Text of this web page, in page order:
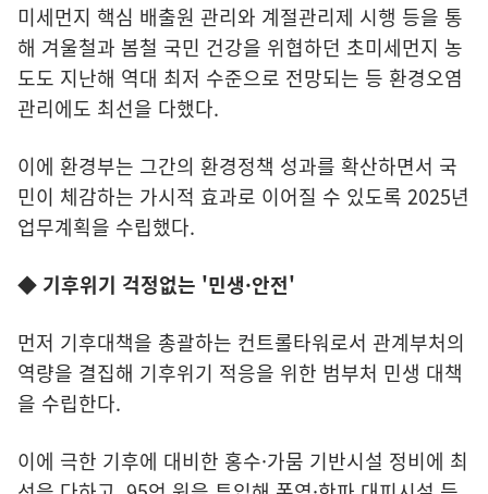
미세먼지 핵심 배출원 관리와 계절관리제 시행 등을 통
해 겨울철과 봄철 국민 건강을 위협하던 초미세먼지 농
도도 지난해 역대 최저 수준으로 전망되는 등 환경오염
관리에도 최선을 다했다.
이에 환경부는 그간의 환경정책 성과를 확산하면서 국
민이 체감하는 가시적 효과로 이어질 수 있도록 2025년
업무계획을 수립했다.
◆ 기후위기 걱정없는 '민생·안전'
먼저 기후대책을 총괄하는 컨트롤타워로서 관계부처의
역량을 결집해 기후위기 적응을 위한 범부처 민생 대책
을 수립한다.
이에 극한 기후에 대비한 홍수·가뭄 기반시설 정비에 최